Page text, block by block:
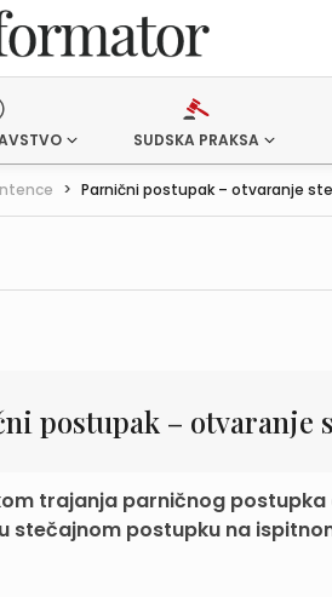
SUDSKA PRAKSA
> Parnični postupak – otvaranje
postupak – otvaranje
trajanja parničnog
stečajnom postupku na